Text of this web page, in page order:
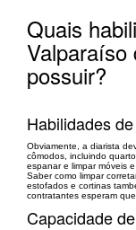
Quais
Valparaíso
possuir?
Habilidades
Obviamente, a diarista
cômodos, incluindo
espanar e limpar móveis
Saber como limpar
estofados e cortinas
contratantes esperam
Capacidade